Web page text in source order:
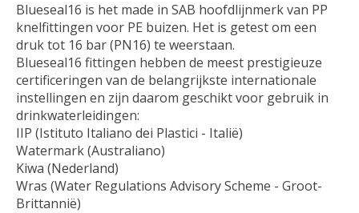
Blueseal16 is het made in SAB hoofdlijnmerk van PP
knelfittingen voor PE buizen. Het is getest om een ​​
druk tot 16 bar (PN16) te weerstaan.
Blueseal16 fittingen hebben de meest prestigieuze
certificeringen van de belangrijkste internationale
instellingen en zijn daarom geschikt voor gebruik in
drinkwaterleidingen:
IIP (Istituto Italiano dei Plastici - Italië)
Watermark (Australiano)
Kiwa (Nederland)
Wras (Water Regulations Advisory Scheme - Groot-
Brittannië)